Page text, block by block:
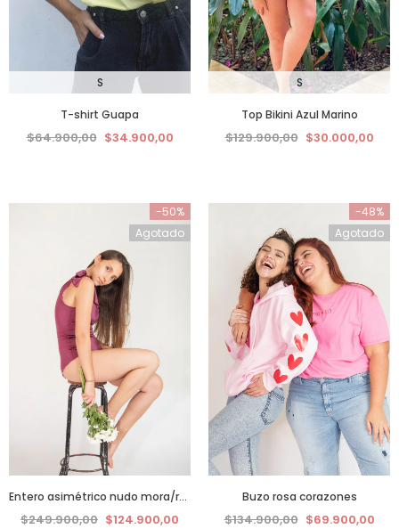
S
T-shirt Guapa
$64.900,00 $34.900,00
S
Top Bikini Azul Marino
$129.900,00 $30.000,00
-50%
Agotado
Entero asimétrico nudo mora/rosa
$249.900,00 $124.900,00
-48%
Agotado
Buzo rosa corazones
$134.900,00 $69.900,00